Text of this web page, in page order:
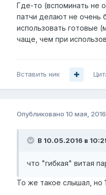
Где-то (вспоминать не
патчи делают не очень
использовать готовые
чаще, чем при
Вставить ник
Опубликовано 10 мая, 2016
В 10.05.2016 в
что "гибкая" витая
То же такое слышал, но